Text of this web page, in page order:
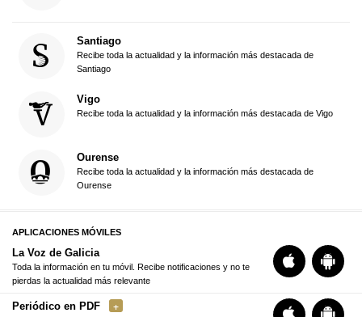
Santiago
Recibe toda la actualidad y la información más destacada de
Santiago
Vigo
Recibe toda la actualidad y la información más destacada de Vigo
Ourense
Recibe toda la actualidad y la información más destacada de
Ourense
APLICACIONES MÓVILES
La Voz de Galicia
Toda la información en tu móvil. Recibe notificaciones y no te
pierdas la actualidad más relevante
Periódico en PDF